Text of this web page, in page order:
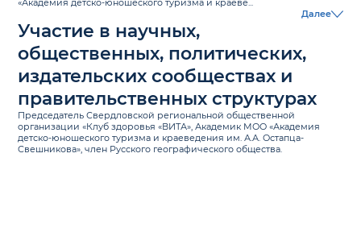
«Академия детско-юношеского туризма и краеве...
Далее
Участие в научных,
общественных, политических,
издательских сообществах и
правительственных структурах
Председатель Свердловской региональной общественной
организации «Клуб здоровья «ВИТА», Академик МОО «Академия
детско-юношеского туризма и краеведения им. А.А. Остапца-
Свешникова», член Русского географического общества.